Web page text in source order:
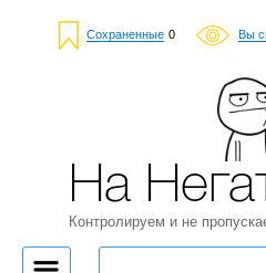
Сохраненные 0 Вы
На
Контролируем и не